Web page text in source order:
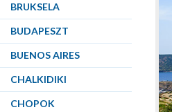
BRUKSELA
BUDAPESZT
BUENOS AIRES
CHALKIDIKI
CHOPOK